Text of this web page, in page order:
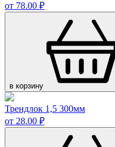
от 78.00 ₽
в корзину
Трендлок 1,5 300мм
от 28.00 ₽